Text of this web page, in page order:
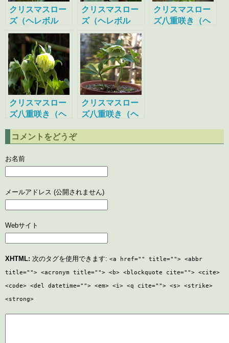
クリスマスロー
ズ（ヘレボル
ス・リビダス）
クリスマスロー
ズ（ヘレボル
ス・ステルニ
ー）
クリスマスロー
ズ八重咲き（ヘ
クリスマスロー
ズ八重咲き（ヘ
デンハイブリッ
クリスマスロー
ズ八重咲き（ヘ
コメントをどうぞ
お名前
メールアドレス (公開されません)
Webサイト
XHTML: 次のタグを使用できます: <a href="" title=""> <abbr
title=""> <acronym title=""> <b> <blockquote cite=""> <cite>
<code> <del datetime=""> <em> <i> <q cite=""> <s> <strike>
<strong>